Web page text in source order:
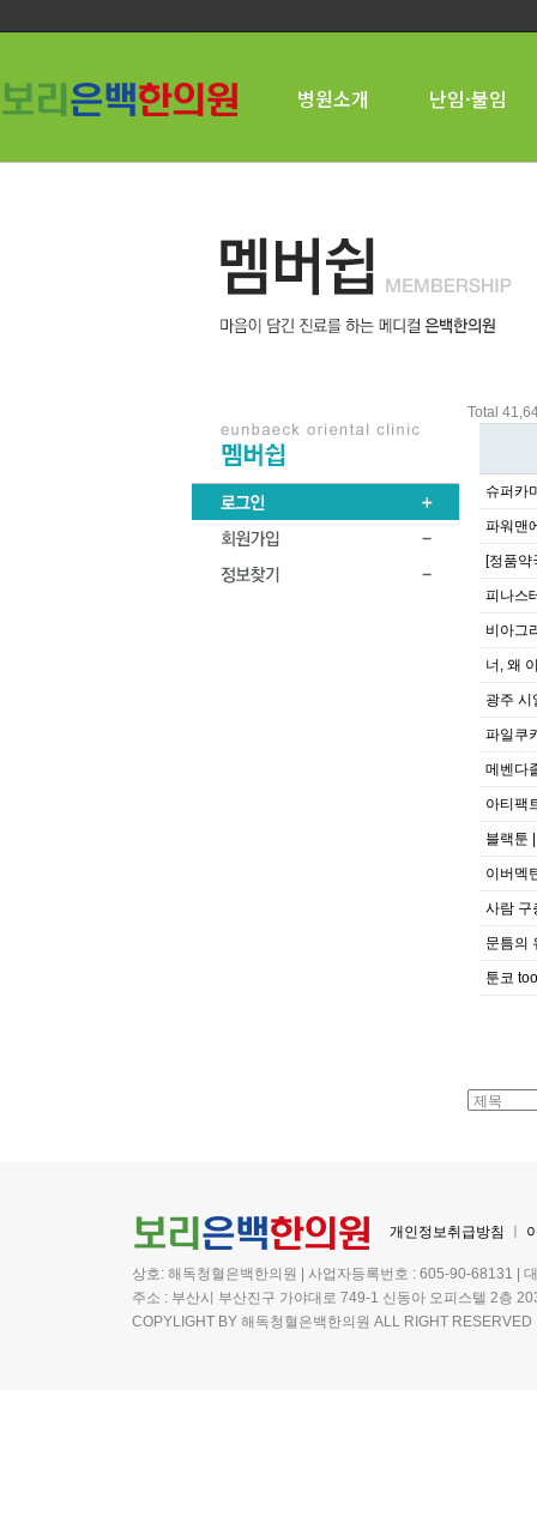
병원소개 난임·불임
Total
슈퍼카
파워맨
[정품
피나스
비아그
너, 왜
광주
파일쿠
메벤다
아티팩
블랙툰
이버멕
사람
문틈의
툰코
개인정보취급방침
상호: 해독청혈은백한의원 | 사업자등록번호 : 605-90-68131 |
주소 : 부산시 부산진구 가야대로 749-1 신동아 오피스텔 2층
COPYLIGHT BY 해독청혈은백한의원 ALL RIGHT RESERVED